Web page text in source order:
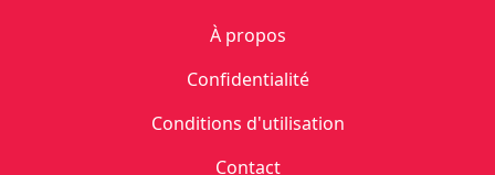
À propos
Confidentialité
Conditions d'utilisation
Contact